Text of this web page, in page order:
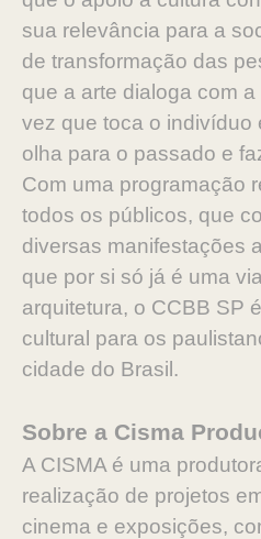
sua relevância para a
de transformação das
que a arte dialoga com
vez que toca o indivíduo
olha para o passado e
Com uma programação
todos os públicos, que
diversas manifestações
que por si só já é uma
arquitetura, o CCBB SP
cultural para os
cidade do Brasil.
Sobre a Cisma
A CISMA é uma
realização de projetos
cinema e exposições,